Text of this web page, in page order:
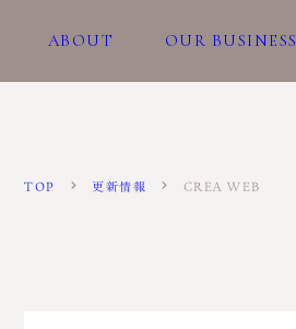
ABOUT OUR BUSINESS
TOP 更新情報 CREA WEB